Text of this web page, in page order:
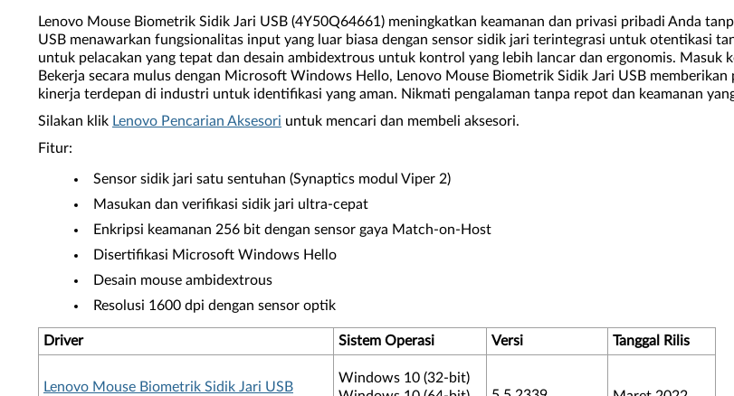
Lenovo Mouse Biometrik Sidik Jari USB (4Y50Q64661) meningkatkan keamanan dan privasi pribadi Anda
USB menawarkan fungsionalitas input yang luar biasa dengan sensor sidik jari terintegrasi untuk otentikasi
untuk pelacakan yang tepat dan desain ambidextrous untuk kontrol yang lebih lancar dan ergonomis.
Bekerja secara mulus dengan Microsoft Windows Hello, Lenovo Mouse Biometrik Sidik Jari USB
kinerja terdepan di industri untuk identifikasi yang aman. Nikmati pengalaman tanpa repot dan keamanan
Silakan klik Lenovo Pencarian Aksesori untuk mencari dan membeli aksesori.
Fitur:
Sensor sidik jari satu sentuhan (Synaptics modul Viper 2)
Masukan dan verifikasi sidik jari ultra-cepat
Enkripsi keamanan 256 bit dengan sensor gaya Match-on-Host
Disertifikasi Microsoft Windows Hello
Desain mouse ambidextrous
Resolusi 1600 dpi dengan sensor optik
Driver Sistem Operasi Versi Tanggal Rilis
Lenovo Mouse Biometrik Sidik Jari USB
Windows 10 (32-bit)